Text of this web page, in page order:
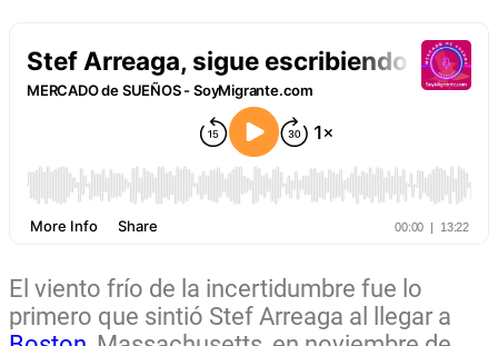
El viento frío de la incertidumbre fue lo
primero que sintió Stef Arreaga al llegar a